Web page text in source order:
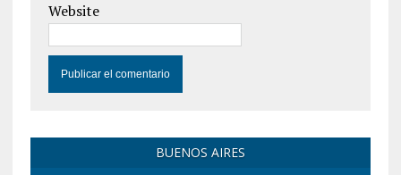
Website
BUENOS AIRES